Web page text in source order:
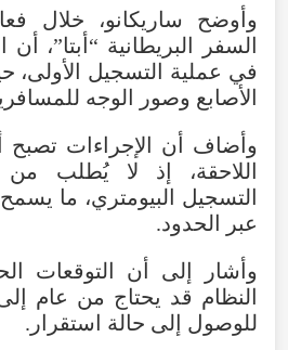
وأوضح ساريكانو، خلال
السفر
البريطانية “ أبتا”، أن
في عملية التسجيل الأولى،
الأصابع وصور الوجه
وأضاف
أن الإجراءات تصبح
اللاحقة، إذ لا يُطلب من
التسجيل
البيومتري، ما يسمح
عبر
الحدود.
وأشار
إلى أن التوقعات
النظام قد يحتاج من عام
للوصول إلى حالة استقرار .